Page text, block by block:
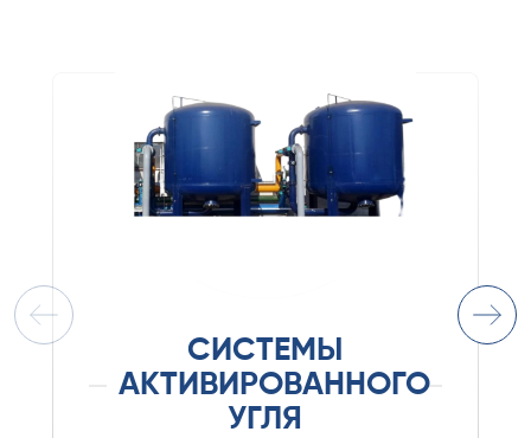
СИСТЕМЫ
АКТИВИРОВАННОГО
УГЛЯ